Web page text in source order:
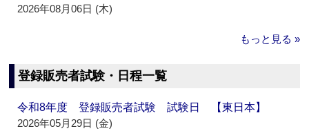
2026年08月06日 (木)
もっと見る »
登録販売者試験・日程一覧
令和8年度 登録販売者試験 試験日 【東日本】
2026年05月29日 (金)